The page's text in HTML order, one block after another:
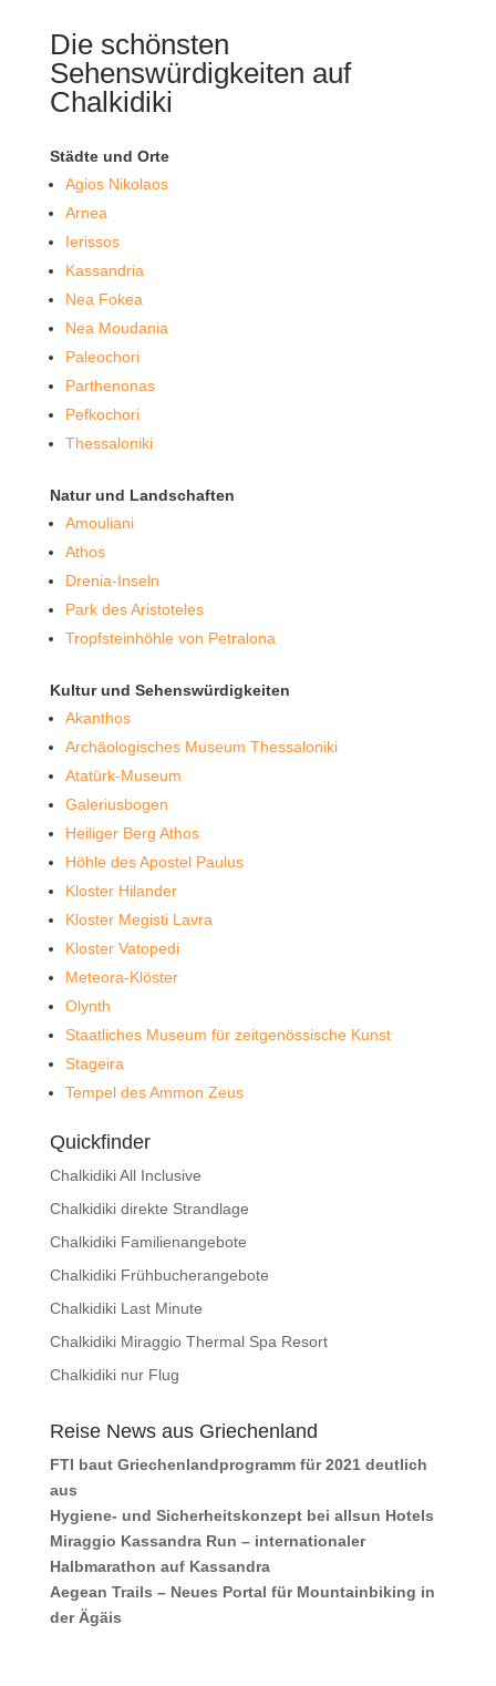
Die schönsten
Sehenswürdigkeiten auf
Chalkidiki
Städte und Orte
Agios Nikolaos
Arnea
Ierissos
Kassandria
Nea Fokea
Nea Moudania
Paleochori
Parthenonas
Pefkochori
Thessaloniki
Natur und Landschaften
Amouliani
Athos
Drenia-Inseln
Park des Aristoteles
Tropfsteinhöhle von Petralona
Kultur und Sehenswürdigkeiten
Akanthos
Archäologisches Museum Thessaloniki
Atatürk-Museum
Galeriusbogen
Heiliger Berg Athos
Höhle des Apostel Paulus
Kloster Hilander
Kloster Megisti Lavra
Kloster Vatopedi
Meteora-Klöster
Olynth
Staatliches Museum für zeitgenössische Kunst
Stageira
Tempel des Ammon Zeus
Quickfinder
Chalkidiki All Inclusive
Chalkidiki direkte Strandlage
Chalkidiki Familienangebote
Chalkidiki Frühbucherangebote
Chalkidiki Last Minute
Chalkidiki Miraggio Thermal Spa Resort
Chalkidiki nur Flug
Reise News aus Griechenland
FTI baut Griechenlandprogramm für 2021 deutlich
aus
Hygiene- und Sicherheitskonzept bei allsun Hotels
Miraggio Kassandra Run – internationaler
Halbmarathon auf Kassandra
Aegean Trails – Neues Portal für Mountainbiking in
der Ägäis